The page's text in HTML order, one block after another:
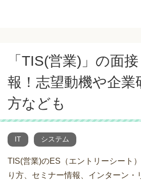
「TIS(営業)」の面
報！志望動機や企業
方なども
IT システム
TIS(営業)のES（エントリーシート
り方、セミナー情報、インターン・